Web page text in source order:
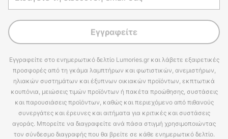
Εγγραφείτε
Εγγραφείτε στο ενημερωτικό δελτίο Lumories.gr και λάβετε εξαιρετικές
προσφορές από τη γκάμα λαμπτήρων και φωτιστικών, ανεμιστήρων,
ηλιακών συστημάτων και έξυπνων οικιακών προϊόντων, εκπτωτικά
κουπόνια, μειώσεις τιμών προϊόντων ή πακέτα προώθησης, συστάσεις
και παρουσιάσεις προϊόντων, καθώς και περιεχόμενο από πιθανούς
συνεργάτες και έρευνες και αιτήματα για κριτικές και συστάσεις
αγοράς. Μπορείτε να διαγραφείτε ανά πάσα στιγμή χρησιμοποιώντας
τον σύνδεσμο διαγραφής που θα βρείτε σε κάθε ενημερωτικό δελτίο.